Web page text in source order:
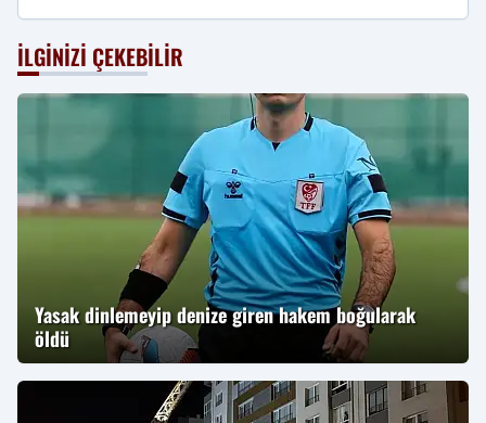
İLGINIZI ÇEKEBILIR
Yasak dinlemeyip denize giren hakem boğularak
öldü